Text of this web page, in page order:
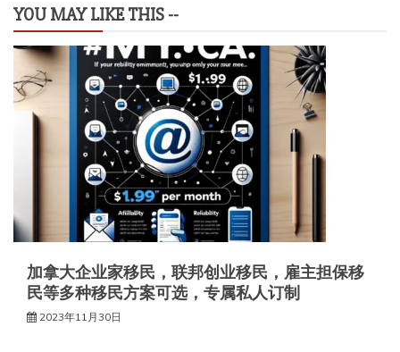
YOU MAY LIKE THIS --
加拿大企业家移民，联邦创业移民，雇主担保移
民等多种移民方案可选，专属私人订制
2023年11月30日